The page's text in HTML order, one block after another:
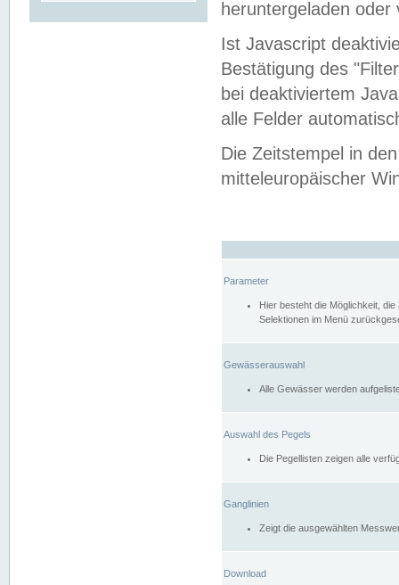
heruntergeladen oder
Ist Javascript
Bestätigung des
bei deaktiviertem
alle Felder
Die Zeitstempel in
mitteleuropäischer
Parameter
Hier besteht die Möglichkeit,
Selektionen im Menü
Gewässerauswahl
Alle Gewässer werden
Auswahl des Pegels
Die Pegellisten zeigen alle
Ganglinien
Zeigt die ausgewählten
Download